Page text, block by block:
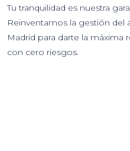
Tu tranquilidad es nuestra
Reinventamos la gestión del
Madrid para darte la máxima
con cero riesgos.